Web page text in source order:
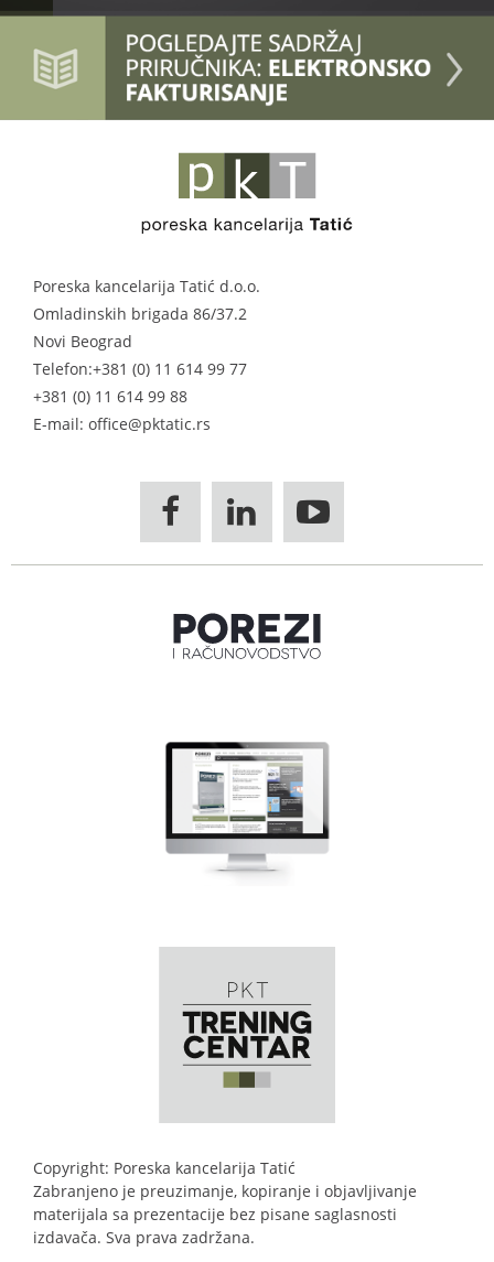
Poreska kancelarija Tatić d.o.o.
Omladinskih brigada 86/37.2
Novi Beograd
Telefon:+381 (0) 11 614 99 77
+381 (0) 11 614 99 88
E-mail: office@pktatic.rs
  
Copyright: Poreska kancelarija Tatić
Zabranjeno je preuzimanje, kopiranje i objavljivanje
materijala sa prezentacije bez pisane saglasnosti
izdavača. Sva prava zadržana.